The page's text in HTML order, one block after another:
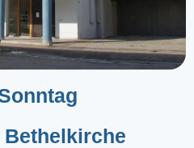
Bethelkirche